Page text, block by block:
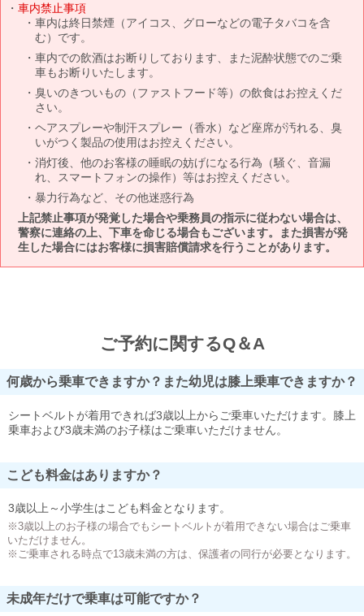
車内禁止事項
車内は終日禁煙（アイコス、グローなどの電子タバコを含
む）です。
車内での飲酒はお断りしております、また泥酔状態でのご乗
車もお断りいたします。
臭いのきついもの（ファストフード等）の飲食はお控えくだ
さい。
ヘアスプレーや制汗スプレー（香水）など座席が汚れる、臭
いがつく製品の使用はお控えください。
消灯後、他のお客様の睡眠の妨げになる行為（騒ぐ、音漏
れ、スマートフォンの操作）等はお控えください。
暴力行為など、その他迷惑行為
上記禁止事項が発覚した場合や乗務員の指示に従わない場合は、
警察に連絡の上、下車を命じる場合もございます。また損害が発
生した場合にはお客様に損害賠償請求を行うことがあります。
ご予約に関するQ＆A
何歳から乗車できますか？また幼児は膝上乗車できますか？
シートベルトが着用できれば3歳以上からご乗車いただけます。膝上
乗車および3歳未満のお子様はご乗車いただけません。
こども料金はありますか？
3歳以上～小学生はこども料金となります。
※3歳以上のお子様の場合でもシートベルトが着用できない場合はご乗車
いただけません。
※ご乗車される時点で13歳未満の方は、保護者の同行が必要となります。
未成年だけで乗車は可能ですか？